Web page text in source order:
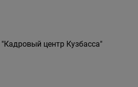
центр Кузбасса"